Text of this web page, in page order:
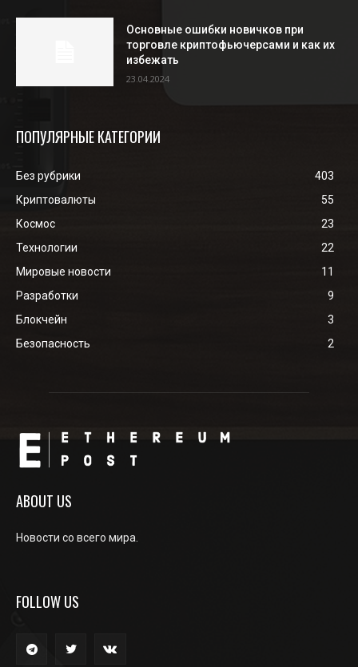
Основные ошибки новичков при
торговле криптофьючерсами и как их
избежать
23.04.2024
ПОПУЛЯРНЫЕ КАТЕГОРИИ
Без рубрики
403
Криптовалюты
55
Космос
23
Технологии
22
Мировые новости
11
Разработки
9
Блокчейн
3
Безопасность
2
ABOUT US
Новости со всего мира.
FOLLOW US